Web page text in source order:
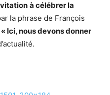
à célébrer la
la phrase de François
« Ici, nous devons donner